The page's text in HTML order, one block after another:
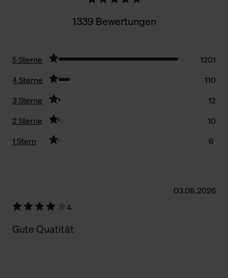
1339 Bewertungen
5 Sterne
1201
4 Sterne
110
3 Sterne
12
2 Sterne
10
1 Stern
6
03.08.2026
4
Gute Quatität